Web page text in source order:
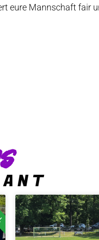
eure Mannschaft fair